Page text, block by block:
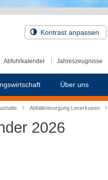
Kontrast anpassen
Abfuhrkalender Jahreszeugnisse
Über uns
Abfallentsorgung Leverkusen
2026